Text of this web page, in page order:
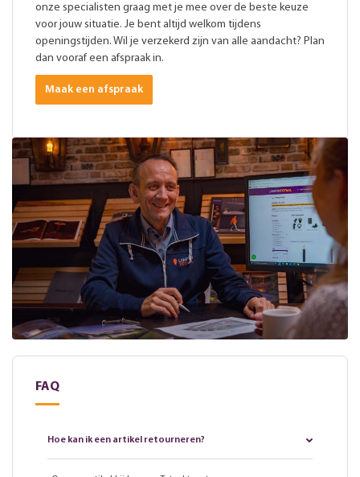
onze specialisten graag met je mee over de beste keuze
voor jouw situatie. Je bent altijd welkom tijdens
openingstijden. Wil je verzekerd zijn van alle aandacht? Plan
dan vooraf een afspraak in.
Maak een afspraak
FAQ
Hoe kan ik een artikel retourneren?